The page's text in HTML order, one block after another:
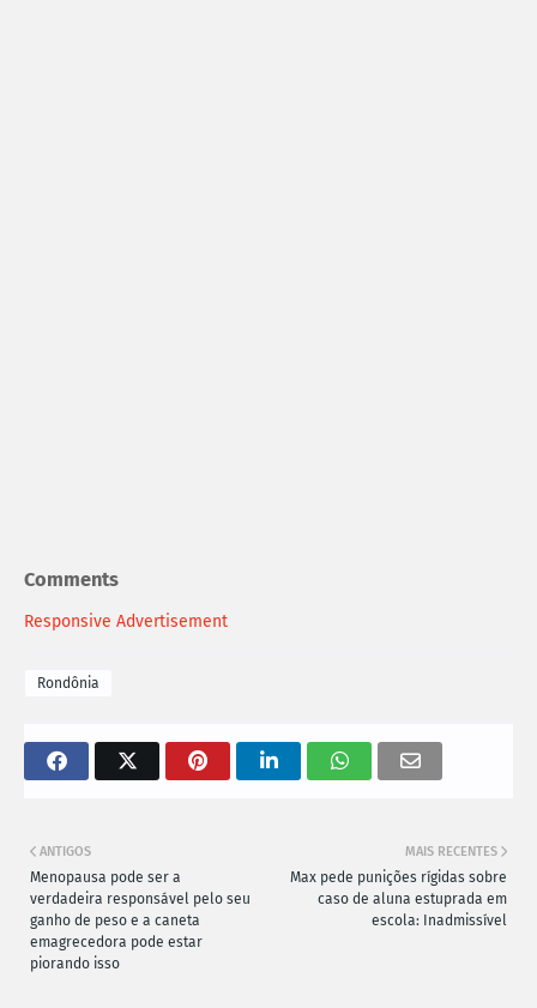
Comments
Responsive Advertisement
Rondônia
MAIS RECENTES
Max pede punições rígidas sobre
caso de aluna estuprada em
escola: Inadmissível
ANTIGOS
Menopausa pode ser a
verdadeira responsável pelo seu
ganho de peso e a caneta
emagrecedora pode estar
piorando isso